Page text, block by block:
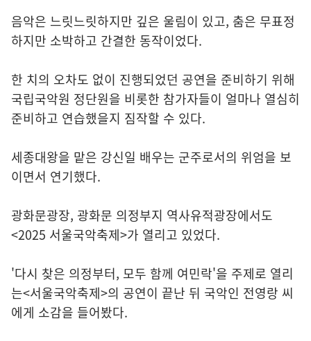
음악은 느릿느릿하지만 깊은 울림이 있고, 춤은 무표정
하지만 소박하고 간결한 동작이었다.
한 치의 오차도 없이 진행되었던 공연을 준비하기 위해
국립국악원 정단원을 비롯한 참가자들이 얼마나 열심히
준비하고 연습했을지 짐작할 수 있다.
세종대왕을 맡은 강신일 배우는 군주로서의 위엄을 보
이면서 연기했다.
광화문광장, 광화문 의정부지 역사유적광장에서도
<2025 서울국악축제>가 열리고 있었다.
'다시 찾은 의정부터, 모두 함께 여민락'을 주제로 열리
는<서울국악축제>의 공연이 끝난 뒤 국악인 전영랑 씨
에게 소감을 들어봤다.